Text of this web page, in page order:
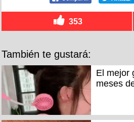
353
También te gustará:
El mejor
meses